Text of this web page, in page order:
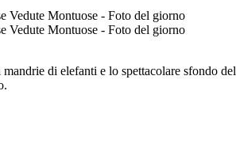
di elefanti e lo spettacolare sfondo